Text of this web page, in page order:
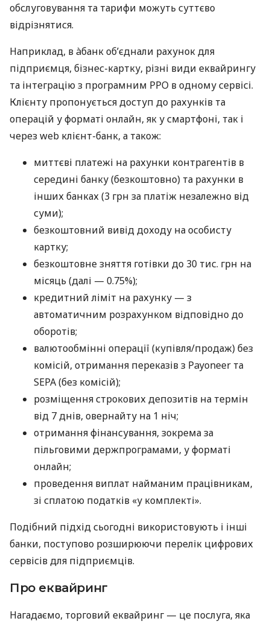
обслуговування та тарифи можуть суттєво
відрізнятися.
Наприклад, в àбанк об’єднали рахунок для
підприємця, бізнес-картку, різні види еквайрингу
та інтеграцію з програмним РРО в одному сервісі.
Клієнту пропонується доступ до рахунків та
операцій у форматі онлайн, як у смартфоні, так і
через web клієнт-банк, а також:
миттєві платежі на рахунки контрагентів в
середині банку (безкоштовно) та рахунки в
інших банках (3 грн за платіж незалежно від
суми);
безкоштовний вивід доходу на особисту
картку;
безкоштовне зняття готівки до 30 тис. грн на
місяць (далі — 0.75%);
кредитний ліміт на рахунку — з
автоматичним розрахунком відповідно до
оборотів;
валютообмінні операції (купівля/продаж) без
комісій, отримання переказів з Payoneer та
SEPA (без комісій);
розміщення строкових депозитів на термін
від 7 днів, овернайту на 1 ніч;
отримання фінансування, зокрема за
пільговими держпрограмами, у форматі
онлайн;
проведення виплат найманим працівникам,
зі сплатою податків «у комплекті».
Подібний підхід сьогодні використовують і інші
банки, поступово розширюючи перелік цифрових
сервісів для підприємців.
Про еквайринг
Нагадаємо, торговий еквайринг — це послуга, яка